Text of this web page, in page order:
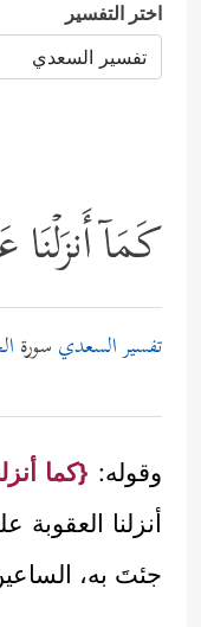
اختر التفسير
كَمَاۤ
تفسير السعدي سورة
وقوله: {كما
أنزلنا
جئتَ به،